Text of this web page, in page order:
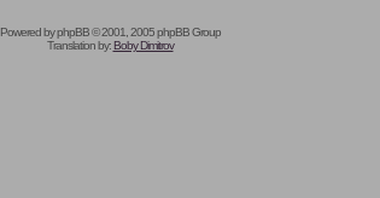
Powered byphpBB© 2001, 2005 phpBB Group
Translation by:Boby Dimitrov